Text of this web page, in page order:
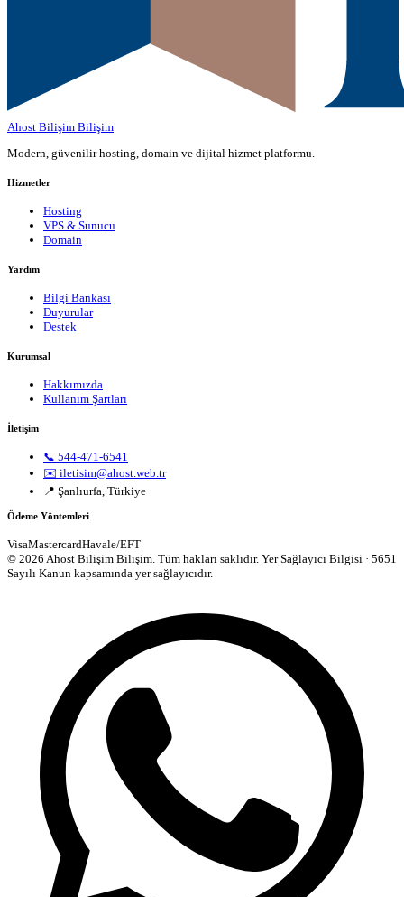
Ahost Bilişim Bilişim
Modern, güvenilir hosting, domain ve dijital hizmet platformu.
Hizmetler
Hosting
VPS & Sunucu
Domain
Yardım
Bilgi Bankası
Duyurular
Destek
Kurumsal
Hakkımızda
Kullanım Şartları
İletişim
📞 544-471-6541
✉️ iletisim@ahost.web.tr
📍 Şanlıurfa, Türkiye
Ödeme Yöntemleri
VisaMastercardHavale/EFT
© 2026 Ahost Bilişim Bilişim. Tüm hakları saklıdır. Yer Sağlayıcı Bilgisi · 5651
Sayılı Kanun kapsamında yer sağlayıcıdır.